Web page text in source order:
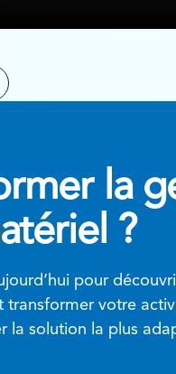
la
?
pour
transformer votre
la solution la plus